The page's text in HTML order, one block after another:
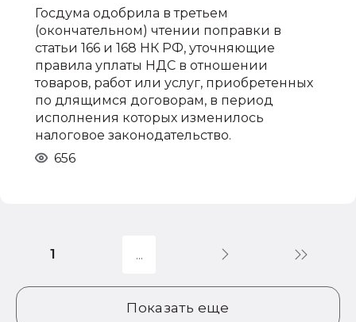
Госдума одобрила в третьем
(окончательном) чтении поправки в
статьи 166 и 168 НК РФ, уточняющие
правила уплаты НДС в отношении
товаров, работ или услуг, приобретенных
по длящимся договорам, в период
исполнения которых изменилось
налоговое законодательство.
656
Показать еще
1